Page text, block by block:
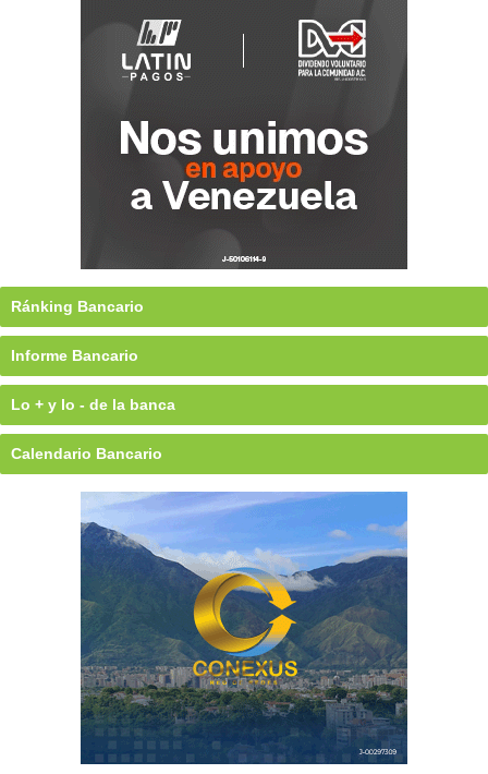
Ránking Bancario
Informe Bancario
Lo + y lo - de la banca
Calendario Bancario